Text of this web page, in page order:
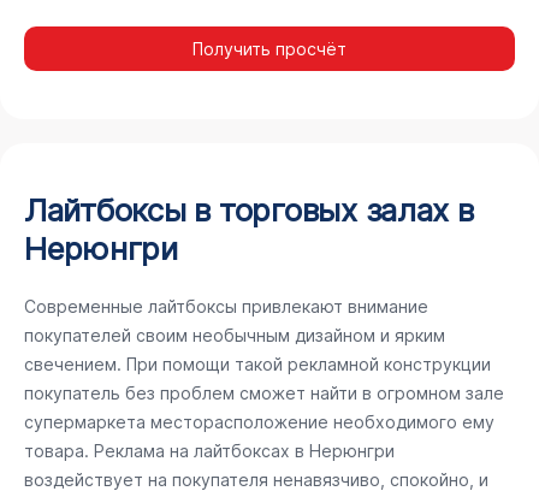
Получить просчёт
Лайтбоксы в торговых залах в
Нерюнгри
Современные лайтбоксы привлекают внимание
покупателей своим необычным дизайном и ярким
свечением. При помощи такой рекламной конструкции
покупатель без проблем сможет найти в огромном зале
супермаркета месторасположение необходимого ему
товара. Реклама на лайтбоксах в Нерюнгри
воздействует на покупателя ненавязчиво, спокойно, и